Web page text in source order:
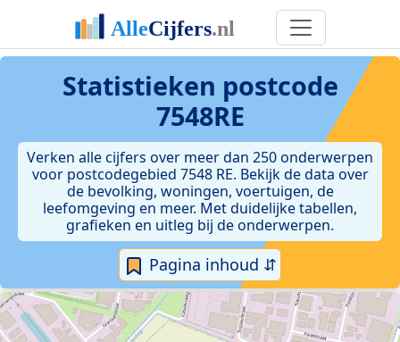
Statistieken postcode
7548RE
Verken alle cijfers over meer dan 250 onderwerpen
voor postcodegebied 7548 RE. Bekijk de data over
de bevolking, woningen, voertuigen, de
leefomgeving en meer. Met duidelijke tabellen,
grafieken en uitleg bij de onderwerpen.
Pagina inhoud ⇵